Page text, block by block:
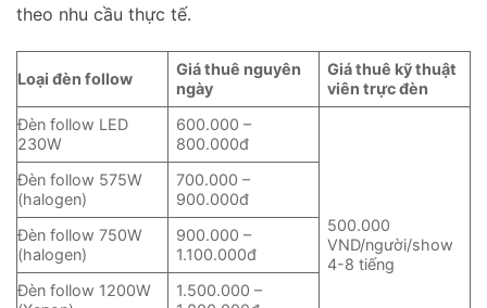
theo nhu cầu thực tế.
Loại đèn follow
Giá thuê nguyên
ngày
Giá thuê kỹ thuật
viên trực đèn
Đèn follow LED
230W
600.000 –
800.000đ
500.000
VND/người/show
4-8 tiếng
Đèn follow 575W
(halogen)
700.000 –
900.000đ
Đèn follow 750W
(halogen)
900.000 –
1.100.000đ
Đèn follow 1200W
1.500.000 –